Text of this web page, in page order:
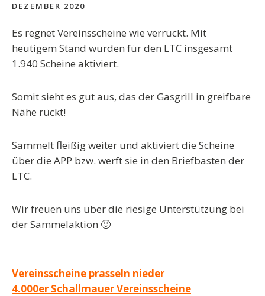
DEZEMBER 2020
Es regnet Vereinsscheine wie verrückt. Mit
heutigem Stand wurden für den LTC insgesamt
1.940 Scheine aktiviert.
Somit sieht es gut aus, das der Gasgrill in greifbare
Nähe rückt!
Sammelt fleißig weiter und aktiviert die Scheine
über die APP bzw. werft sie in den Briefbasten der
LTC.
Wir freuen uns über die riesige Unterstützung bei
der Sammelaktion 🙂
Beitragsnavigation
Vereinsscheine prasseln nieder
4.000er Schallmauer Vereinsscheine